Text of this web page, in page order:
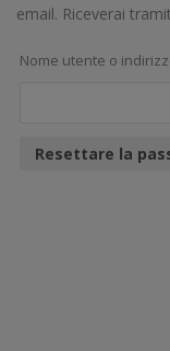
email. Riceverai
Nome utente o
Resettare la